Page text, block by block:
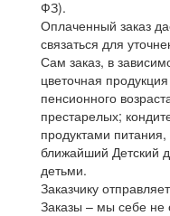
ФЗ).
Оплаченный заказ
связаться для
Сам заказ, в
цветочная
пенсионного
престарелых;
продуктами
ближайший Детский
детьми.
Заказчику
Заказы – мы себе не